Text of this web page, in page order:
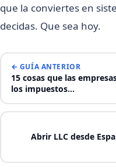
que la conviertes en
decidas. Que sea hoy.
← GUÍA ANTERIOR
15 cosas que las
los impuestos…
Abrir LLC desde